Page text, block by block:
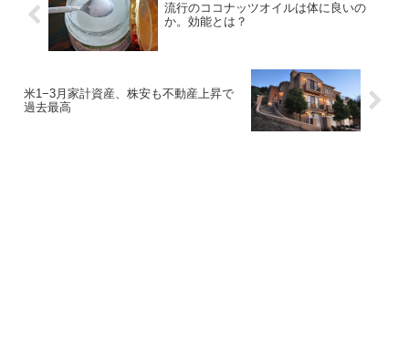
流行のココナッツオイルは体に良いの
か。効能とは？
米1−3月家計資産、株安も不動産上昇で
過去最高